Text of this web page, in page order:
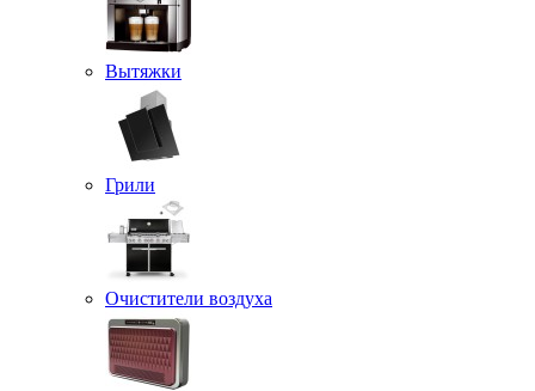
Вытяжки
Грили
Очистители воздуха